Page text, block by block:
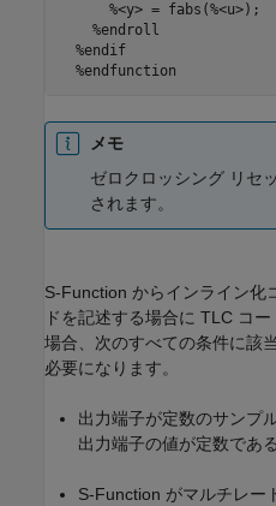
      %<y> = fabs(%<u>);
    %endroll
  %endif
  %endfunction
メモ
ゼロクロッシング リセ
されます。
S-Function からインライン化
ドを記述する場合に TLC コー
場合、次のすべての条件に該
必要になります。
出力端子が定数のサンプ
出力端子の値が定数である
S-Function がマルチレー